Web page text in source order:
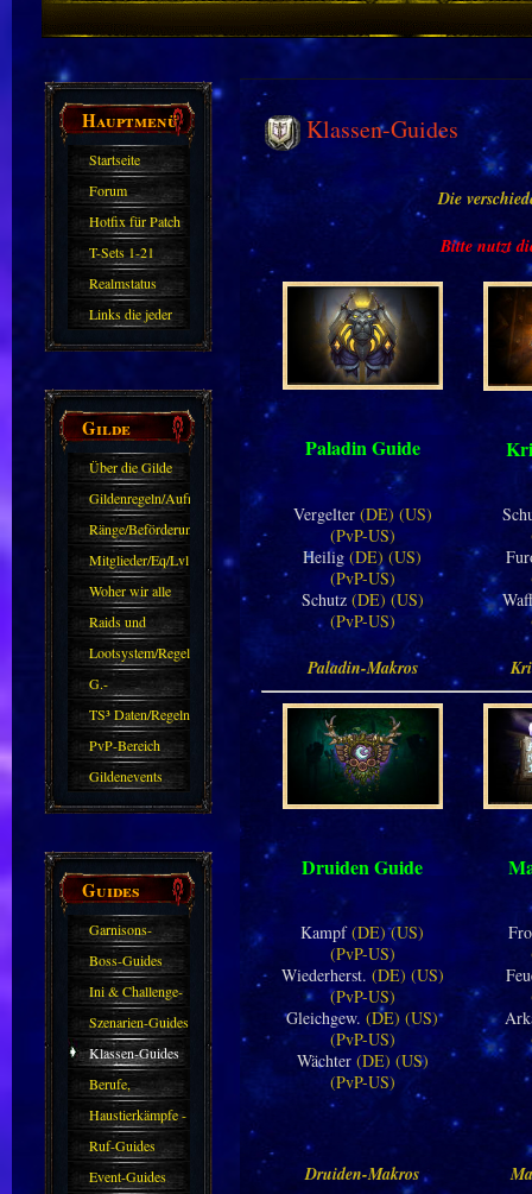
Hauptmenü
Startseite
Forum
Hotfix für Patch
11.X
T-Sets 1-21
Realmstatus
Links die jeder
kennen sollte?!
Gilde
Über die Gilde
(DAW)
Gildenregeln/Aufnahme
Ränge/Beförderungen
Mitglieder/Eq/Lvl
Woher wir alle
kommen.
Raids und
Zubehör
Lootsystem/Regeln
G.-
Sparkasse/Goldleihen
TS³ Daten/Regeln
PvP-Bereich
Gildenevents
Guides
Garnisons-
Guides
Boss-Guides
Ini & Challenge-
Guides
Szenarien-Guides
Klassen-Guides
Berufe,
Farmkarten und
Haustiere
Haustierkämpfe -
Guide
Ruf-Guides
Event-Guides
Klassen-Guides
Die
Bitte nutzt
Paladin Guide
Vergelter (DE) (US)
(PvP-US)
Heilig(DE) (US)
(PvP-US)
Schutz(DE) (US)
(PvP-US)
Paladin-Makros
Druiden Guide
Kampf(DE) (US)
(PvP-US)
Wiederherst. (DE) (US)
(PvP-US)
Gleichgew.(DE) (US)
(PvP-US)
Wächter (DE) (US)
(PvP-US)
Druiden-Makros